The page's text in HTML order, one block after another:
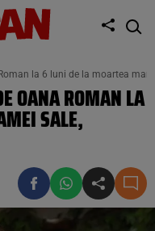
la 6 luni de la moartea
OANA ROMAN LA
SALE,